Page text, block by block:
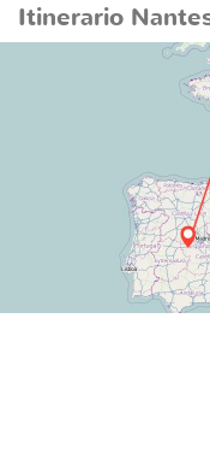
Itinerario